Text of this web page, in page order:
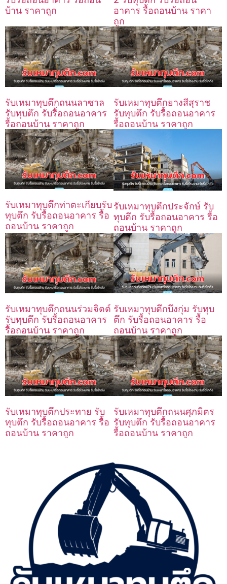
บ้าน ราคาถูก
อาคาร รื้อถอนบ้าน ราคา
ถูก
รับเหมาทุบตึกถนนลาซาล
รับทุบตึก รับรื้อถอนอาคาร
รื้อถอนบ้าน ราคาถูก
รับเหมาทุบตึกยางสีสุราช
รับทุบตึก รับรื้อถอนอาคาร
รื้อถอนบ้าน ราคาถูก
รับเหมาทุบตึกท่าตะเกียบรับ
ทุบตึก รับรื้อถอนอาคาร รื้อ
ถอนบ้าน ราคาถูก
รับเหมาทุบตึกประจักษ์ รับ
ทุบตึก รับรื้อถอนอาคาร รื้อ
ถอนบ้าน ราคาถูก
รับเหมาทุบตึกถนนร่วมจิตต์
รับทุบตึก รับรื้อถอนอาคาร
รื้อถอนบ้าน ราคาถูก
รับเหมาทุบตึกบึงกุ่ม รับทุบ
ตึก รับรื้อถอนอาคาร รื้อ
ถอนบ้าน ราคาถูก
รับเหมาทุบตึกประทาย รับ
ทุบตึก รับรื้อถอนอาคาร รื้อ
ถอนบ้าน ราคาถูก
รับเหมาทุบตึกถนนศุภมิตร
รับทุบตึก รับรื้อถอนอาคาร
รื้อถอนบ้าน ราคาถูก